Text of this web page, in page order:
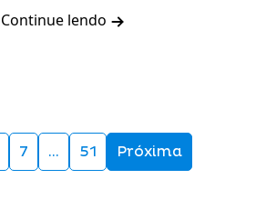
Continue lendo
7 … 51 Próxima